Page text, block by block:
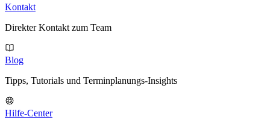
Kontakt
Direkter Kontakt zum Team
Blog
Tipps, Tutorials und Terminplanungs-Insights
Hilfe-Center